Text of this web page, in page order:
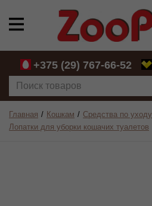
+375 (29) 767-66-52
Главная Кошкам Средства по уходу
Лопатки для уборки кошачих туалетов